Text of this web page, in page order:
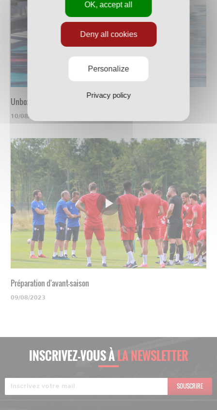
Unboxing du nouveau maillot
10/08/2023
Préparation d'avant-saison
09/08/2023
INSCRIVEZ-VOUS ÀLA NEWSLETTER
SOUSCRIRE
OK, accept all
Deny all cookies
Personalize
Privacy policy